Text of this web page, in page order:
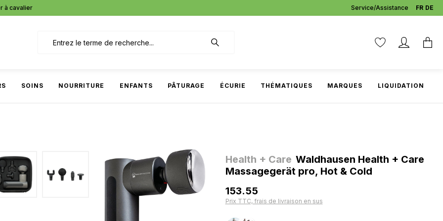
à cavalier Service/Assistance DE
FR
SOINS NOURRITURE ENFANTS PÂTURAGE ÉCURIE THÉMATIQUES MARQUES LIQUIDATION
Health + Care Waldhausen Health + Care
Massagegerät pro, Hot & Cold
153.55
Prix TTC, frais de livraison en sus